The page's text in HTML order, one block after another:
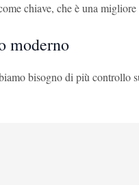
chiave, che è una migliore
moderno
bisogno di più controllo